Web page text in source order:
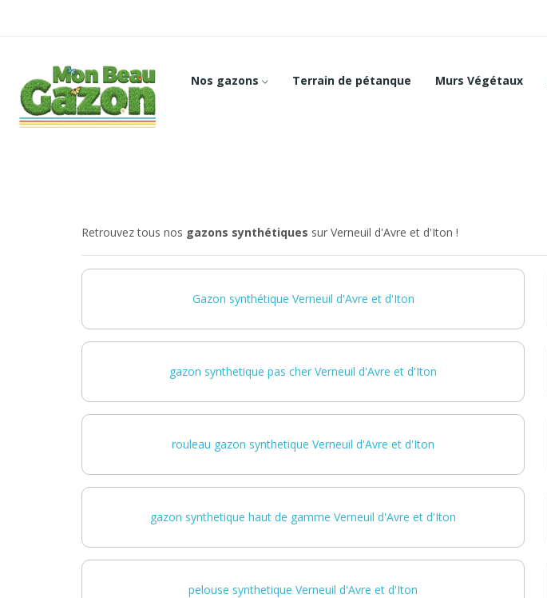
Nos gazons Terrain de pétanque Murs Végétaux
Retrouvez tous nos gazons synthétiques sur Verneuil d'Avre et d'Iton !
Gazon synthétique Verneuil d'Avre et d'Iton
gazon synthetique pas cher Verneuil d'Avre et d'Iton
rouleau gazon synthetique Verneuil d'Avre et d'Iton
gazon synthetique haut de gamme Verneuil d'Avre et d'Iton
pelouse synthetique Verneuil d'Avre et d'Iton